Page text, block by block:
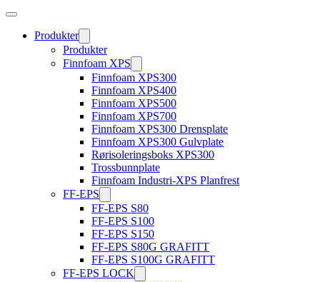
Produkter
Produkter
Finnfoam XPS
Finnfoam XPS300
Finnfoam XPS400
Finnfoam XPS500
Finnfoam XPS700
Finnfoam XPS300 Drensplate
Finnfoam XPS300 Gulvplate
Rørisoleringsboks XPS300
Trossbunnplate
Finnfoam Industri-XPS Planfrest
FF-EPS
FF-EPS S80
FF-EPS S100
FF-EPS S150
FF-EPS S80G GRAFITT
FF-EPS S100G GRAFITT
FF-EPS LOCK